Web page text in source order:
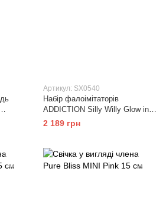
Артикул: SX0540
Набір фалоімітаторів
ADDICTION Silly Willy Glow in
the Dark 12 шт
2 189 грн